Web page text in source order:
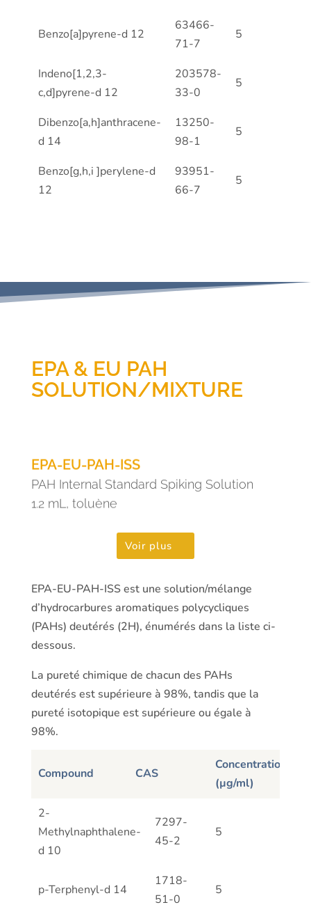
Benzo[a]pyrene-d 12
63466-
71-7
5
Indeno[1,2,3-
c,d]pyrene-d 12
203578-
33-0
5
Dibenzo[a,h]anthracene-
d 14
13250-
98-1
5
Benzo[g,h,i ]perylene-d
12
93951-
66-7
5
EPA & EU PAH
SOLUTION/MIXTURE
EPA-EU-PAH-ISS
PAH Internal Standard Spiking Solution
1.2 mL, toluène
Voir plus
EPA-EU-PAH-ISS est une solution/mélange
d’hydrocarbures aromatiques polycycliques
(PAHs) deutérés (2H), énumérés dans la liste ci-
dessous.
La pureté chimique de chacun des PAHs
deutérés est supérieure à 98%, tandis que la
pureté isotopique est supérieure ou égale à
98%.
Compound CAS
Concentration
(µg/ml)
Compound
(µg/ml)
2-
Methylnaphthalene-
d 10
7297-
45-2
5
p-Terphenyl-d 14
1718-
51-0
5